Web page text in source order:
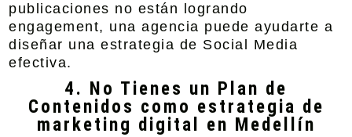
publicaciones no están logrando
engagement, una agencia puede ayudarte a
diseñar una estrategia de Social Media
efectiva.
4. No Tienes un Plan de
Contenidos como estrategia de
marketing digital en Medellín